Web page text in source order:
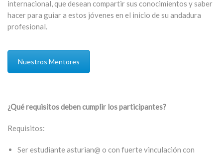
internacional, que desean compartir sus conocimientos y saber
hacer para guiar a estos jóvenes en el inicio de su andadura
profesional.
Nuestros Mentores
¿Qué requisitos deben cumplir los participantes?
Requisitos:
Ser estudiante asturian@ o con fuerte vinculación con